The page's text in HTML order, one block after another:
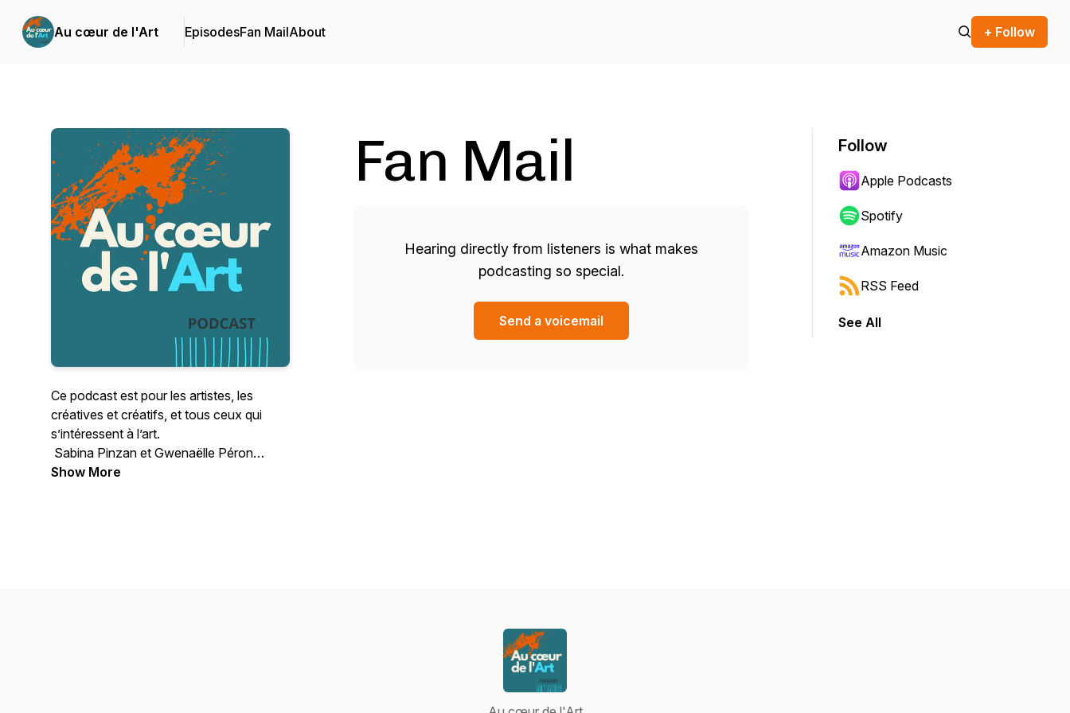
Au cœur de l'Art EpisodesFan MailAbout + Follow
Ce podcast est pour les artistes, les
créatives et créatifs, et tous ceux qui
s’intéressent à l’art.
Sabina Pinzan et Gwenaëlle Péron
évoquent avec humour et sincérité la vie
Show More
Fan Mail
Hearing directly from listeners is what makes
podcasting so special.
Send a voicemail
Follow
Apple Podcasts
Spotify
Amazon Music
RSS Feed
See All